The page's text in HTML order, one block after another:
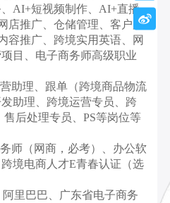
AI+短视频制作、AI+直播
店推广、仓储管理、客户服
容推广、跨境实用英语、网
目、电子商务师高级职业
助理、跟单（跨境商品物流
助理、跨境运营专员、跨
后处理专员、PS等岗位等
师（网商，必考）、办公软
境电商人才E青春认证（选
里巴巴、广东省电子商务
